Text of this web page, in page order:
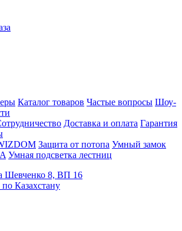
Каталог товаров Частые вопросы Шоу-
Доставка и оплата Гарантия
Защита от потопа Умный замок
Умная подсветка лестниц
Шевченко 8, ВП 16
Казахстану